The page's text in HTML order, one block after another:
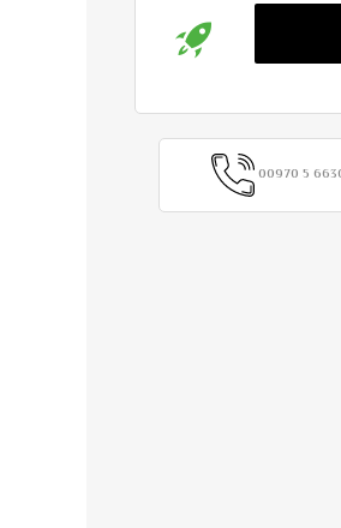
00970 5